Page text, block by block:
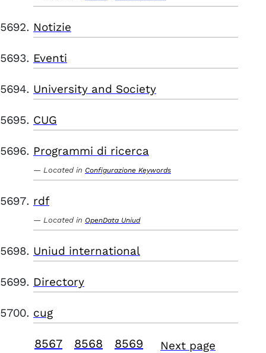
Notizie
Eventi
University and Society
CUG
Programmi di ricerca
Located in Configurazione Keywords
rdf
Located in OpenData Uniud
Uniud international
Directory
cug
8567 8568 8569 Next page